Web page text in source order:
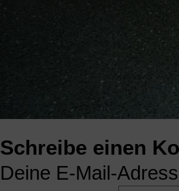
Schreibe einen
Deine E-Mail-